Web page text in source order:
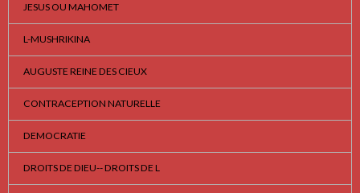
JESUS OU MAHOMET
L-MUSHRIKINA
AUGUSTE REINE DES CIEUX
CONTRACEPTION NATURELLE
DEMOCRATIE
DROITS DE DIEU-- DROITS DE L